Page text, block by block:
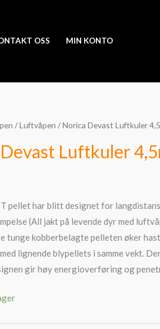
OSS MIN KONTO
/Luftvåpen / Norica Devast Luftkuler
Luftkuler
pellet har blitt designet for
(All jakt på levende dyr med
tunge kobberbelagte pelleten øker
lignende blypellets i samme vekt.
gir høy energioverføring og